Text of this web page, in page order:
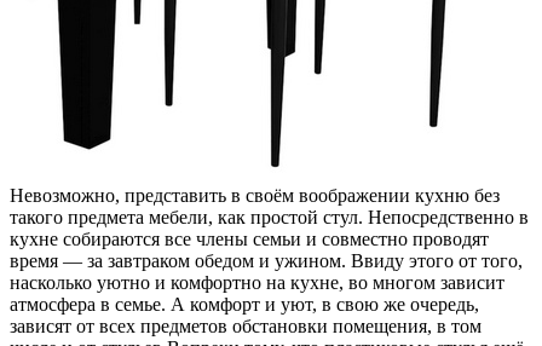
Невозможно, представить в своём воображении кухню без
такого предмета мебели, как простой стул. Непосредственно в
кухне собираются все члены семьи и совместно проводят
время — за завтраком обедом и ужином. Ввиду этого от того,
насколько уютно и комфортно на кухне, во многом зависит
атмосфера в семье. А комфорт и уют, в свою же очередь,
зависят от всех предметов обстановки помещения, в том